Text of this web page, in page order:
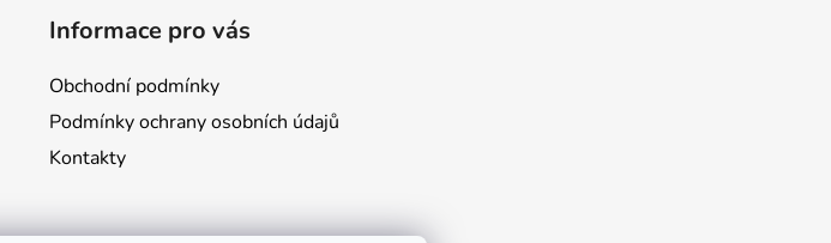
Informace pro vás
Obchodní podmínky
Podmínky ochrany osobních údajů
Kontakty